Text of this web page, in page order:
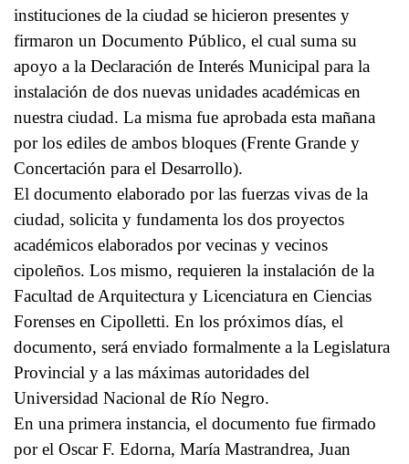
instituciones de la ciudad se hicieron presentes y
firmaron un Documento Público, el cual suma su
apoyo a la Declaración de Interés Municipal para la
instalación de dos nuevas unidades académicas en
nuestra ciudad. La misma fue aprobada esta mañana
por los ediles de ambos bloques (Frente Grande y
Concertación para el Desarrollo).
El documento elaborado por las fuerzas vivas de la
ciudad, solicita y fundamenta los dos proyectos
académicos elaborados por vecinas y vecinos
cipoleños. Los mismo, requieren la instalación de la
Facultad de Arquitectura y Licenciatura en Ciencias
Forenses en Cipolletti. En los próximos días, el
documento, será enviado formalmente a la Legislatura
Provincial y a las máximas autoridades del
Universidad Nacional de Río Negro.
En una primera instancia, el documento fue firmado
por el Oscar F. Edorna, María Mastrandrea, Juan